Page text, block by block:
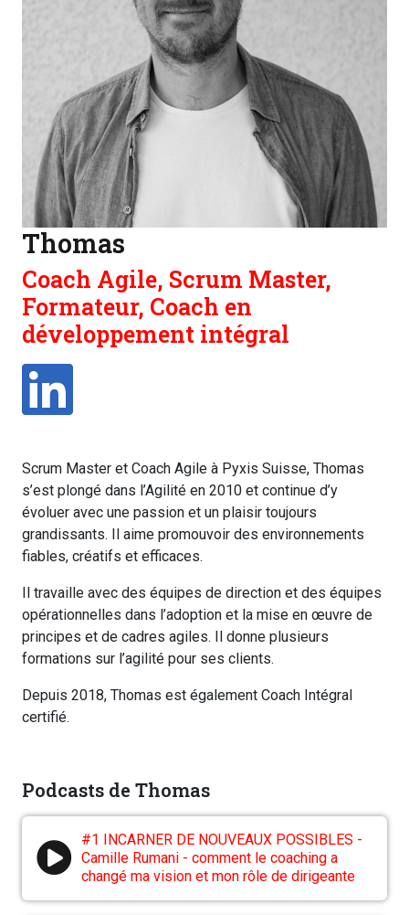
Thomas
Coach Agile, Scrum Master,
Formateur, Coach en
développement intégral
Scrum Master et Coach Agile à Pyxis Suisse, Thomas
s’est plongé dans l’Agilité en 2010 et continue d’y
évoluer avec une passion et un plaisir toujours
grandissants. Il aime promouvoir des environnements
fiables, créatifs et efficaces.
Il travaille avec des équipes de direction et des équipes
opérationnelles dans l’adoption et la mise en œuvre de
principes et de cadres agiles. Il donne plusieurs
formations sur l’agilité pour ses clients.
Depuis 2018, Thomas est également Coach Intégral
certifié.
Podcasts de Thomas
#1 INCARNER DE NOUVEAUX POSSIBLES -
Camille Rumani - comment le coaching a
changé ma vision et mon rôle de dirigeante